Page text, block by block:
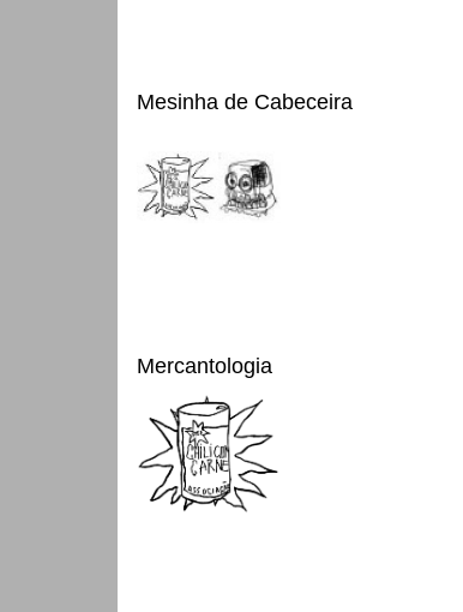
Mesinha de Cabeceira
Mercantologia